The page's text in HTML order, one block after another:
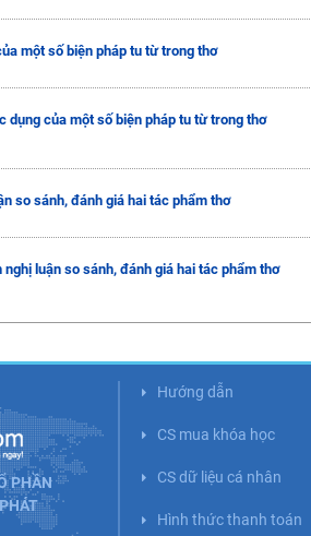
một số biện pháp tu từ trong thơ
dụng của một số biện pháp tu từ trong thơ
so sánh, đánh giá hai tác phẩm thơ
luận so sánh, đánh giá hai tác phẩm thơ
PHẦN
Hướng dẫn
CS mua khóa học
CS dữ liệu cá nhân
Hình thức thanh toán